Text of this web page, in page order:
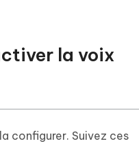
la voix
configurer. Suivez ces